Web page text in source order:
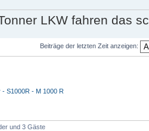
LKW fahren das
Beiträge der letzten Zeit anzeigen:
S1000R - M 1000 R
und 3 Gäste